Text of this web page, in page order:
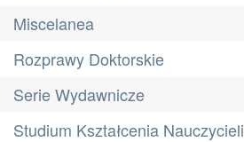
Miscelanea
Rozprawy Doktorskie
Serie Wydawnicze
Studium Kształcenia Nauczycieli